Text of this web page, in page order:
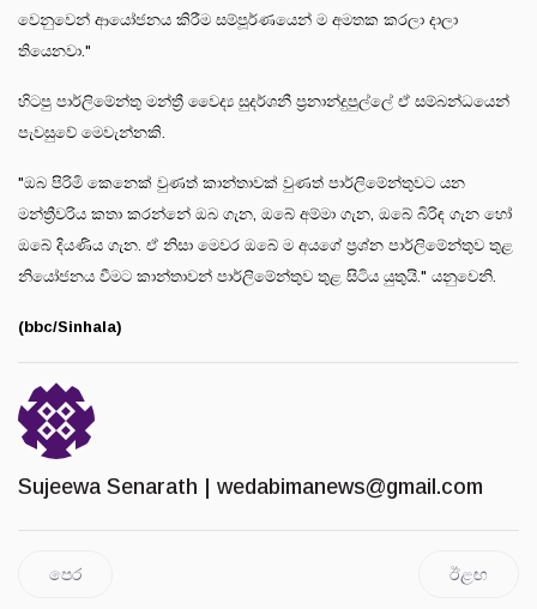
වෙනුවෙන් ආයෝජනය කිරීම සම්පූර්ණයෙන් ම අමතක කරලා දාලා
තියෙනවා."
හිටපු පාර්ලිමේන්තු මන්ත්‍රී වෛද්‍ය සුදර්ශනී ප්‍රනාන්දුපුල්ලේ ඒ සම්බන්ධයෙන්
පැවසුවේ මෙවැන්නකි.
"ඔබ පිරිමි කෙනෙක් වුණත් කාන්තාවක් වුණත් පාර්ලිමේන්තුවට යන
මන්ත්‍රීවරිය කතා කරන්නේ ඔබ ගැන, ඔබේ අම්මා ගැන, ඔබේ බිරිඳ ගැන හෝ
ඔබේ දියණිය ගැන. ඒ නිසා මෙවර ඔබේ ම අයගේ ප්‍රශ්න පාර්ලිමේන්තුව තුළ
නියෝජනය වීමට කාන්තාවන් පාර්ලිමේන්තුව තුළ සිටිය යුතුයි." යනුවෙනි.
(bbc/Sinhala)
Sujeewa Senarath | wedabimanews@gmail.com
පෙර ඊළඟ